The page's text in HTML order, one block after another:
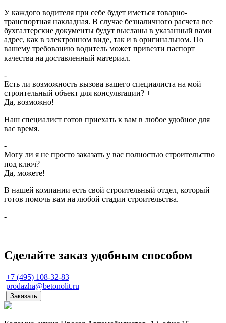
У каждого водителя при себе будет иметься товарно-
транспортная накладная. В случае безналичного расчета все
бухгалтерские документы будут высланы в указанный вами
адрес, как в электронном виде, так и в оригинальном. По
вашему требованию водитель может привезти паспорт
качества на доставленный материал.
-
Есть ли возможность вызова вашего специалиста на мой
строительный объект для консультации? +
Да, возможно!
Наш специалист готов приехать к вам в любое удобное для
вас время.
-
Могу ли я не просто заказать у вас полностью строительство
под ключ? +
Да, можете!
В нашей компании есть свой строительный отдел, который
готов помочь вам на любой стадии строительства.
-
Сделайте заказ удобным способом
+7 (495) 108-32-83
prodazha@betonolit.ru
Заказать